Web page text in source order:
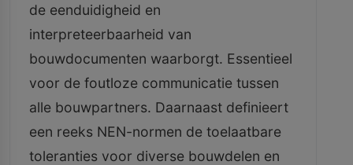
de eenduidigheid en
interpreteerbaarheid van
bouwdocumenten waarborgt. Essentieel
voor de foutloze communicatie tussen
alle bouwpartners. Daarnaast definieert
een reeks NEN-normen de toelaatbare
toleranties voor diverse bouwdelen en